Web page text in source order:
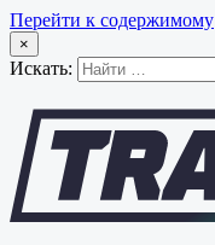
Перейти к содержимому
×
Искать: